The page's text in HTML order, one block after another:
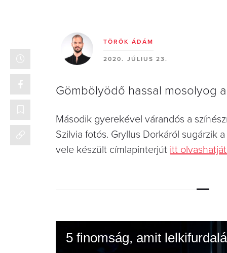
TÖRÖK ÁDÁM
2020. JÚLIUS 23.
Gömbölyödő hassal mosolyog
Második gyerekével várandós a
Szilvia fotós. Gryllus Dorkáról sugárzik
vele készült címlapinterjút itt
5 finomság, amit